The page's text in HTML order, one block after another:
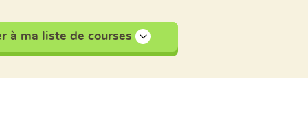
à ma liste de courses